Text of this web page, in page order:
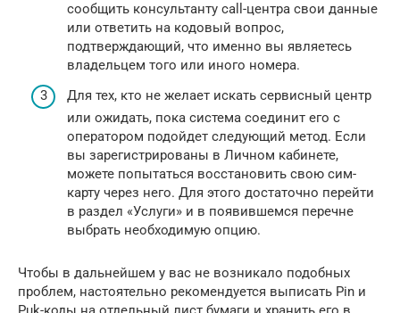
сообщить консультанту call-центра свои данные
или ответить на кодовый вопрос,
подтверждающий, что именно вы являетесь
владельцем того или иного номера.
Для тех, кто не желает искать сервисный центр
или ожидать, пока система соединит его с
оператором подойдет следующий метод. Если
вы зарегистрированы в Личном кабинете,
можете попытаться восстановить свою сим-
карту через него. Для этого достаточно перейти
в раздел «Услуги» и в появившемся перечне
выбрать необходимую опцию.
Чтобы в дальнейшем у вас не возникало подобных
проблем, настоятельно рекомендуется выписать Pin и